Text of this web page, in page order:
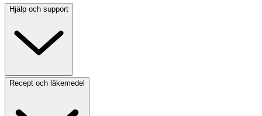
Hjälp och support
Recept och läkemedel